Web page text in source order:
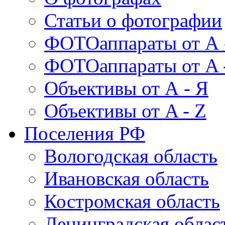
Статьи о фотографии
ФОТОаппараты от А
ФОТОаппараты от A
Объективы от А - Я
Объективы от A - Z
Поселения РФ
Вологодская область
Ивановская область
Костромская область